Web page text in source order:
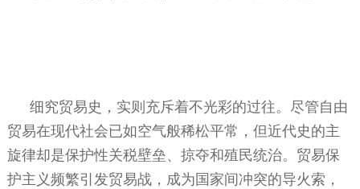
细究贸易史，实则充斥着不光彩的过往。尽管自由
贸易在现代社会已如空气般稀松平常，但近代史的主
旋律却是保护性关税壁垒、掠夺和殖民统治。贸易保
护主义频繁引发贸易战，成为国家间冲突的导火索，